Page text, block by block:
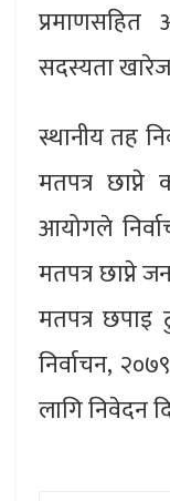
प्रमाणसहित
सदस्यता
स्थानीय तह
मतपत्र
आयोगले
मतपत्र छाप्ने
मतपत्र छपाइ
निर्वाचन,
लागि निवेदन